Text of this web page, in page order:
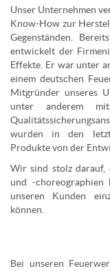
Unser Unternehmen
Know-How zur
Gegenständen.
entwickelt der
Effekte. Er war unter
einem deutschen
Mitgründer unseres
unter anderem
wurden in den
Produkte von der
Wir sind stolz darauf,
und -choreographien
unseren Kunden
können.
Bei unseren